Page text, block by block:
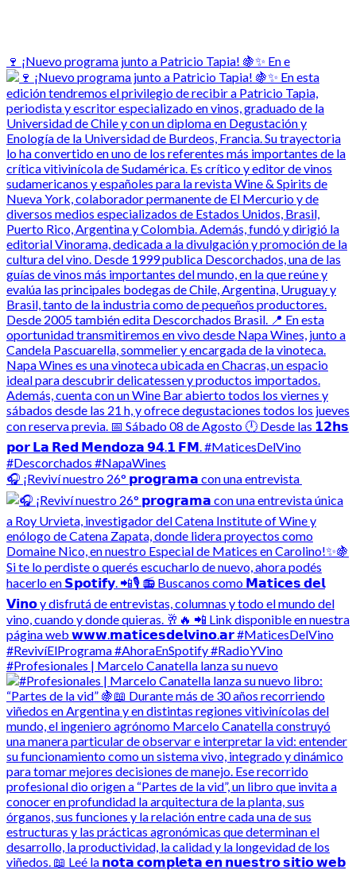
🍷 ¡Nuevo programa junto a Patricio Tapia! 🍇✨ En e
🎧 ¡Reviví nuestro 26° 𝗽𝗿𝗼𝗴𝗿𝗮𝗺𝗮 con una entrevista
#Profesionales | Marcelo Canatella lanza su nuevo